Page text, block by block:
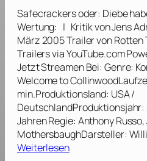
t
–
D
i
e
d
u
n
k
l
e
Safecrackers oder: Diebe
Wertung: | Kritik von Jens
März 2005 Trailer von Rotten
Trailers via YouTube.com
Jetzt Streamen Bei: Genre:
Welcome to
min.Produktionsland: USA /
DeutschlandProduktionsjahr:
Jahren Regie: Anthony
MothersbaughDarsteller:
Weiterlesen: